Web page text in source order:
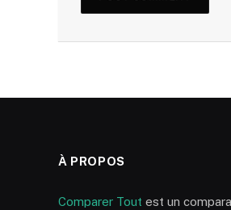
À PROPOS
Comparer Tout est un